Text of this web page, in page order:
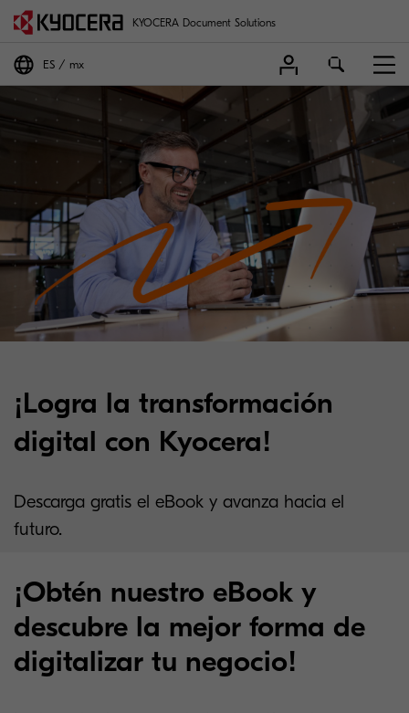
KYOCERA Document Solutions
ES mx
¡Logra la transformación
digital con Kyocera!
Descarga gratis el eBook y avanza hacia el
futuro.
¡Obtén nuestro eBook y
descubre la mejor forma de
digitalizar tu negocio!